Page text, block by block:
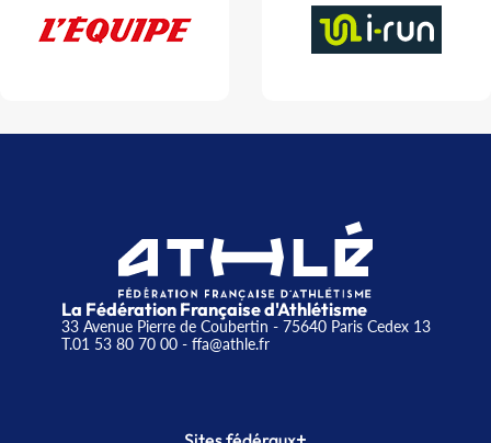
La Fédération Française d'Athlétisme
33 Avenue Pierre de Coubertin - 75640 Paris Cedex 13
T.01 53 80 70 00- ffa@athle.fr